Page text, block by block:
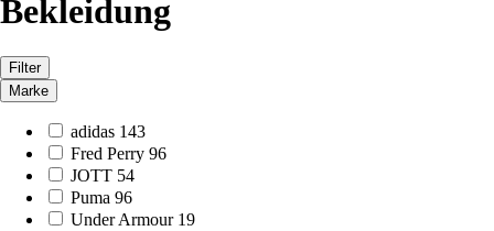
Bekleidung
Filter
Marke
adidas 143
Fred Perry 96
JOTT 54
Puma 96
Under Armour 19